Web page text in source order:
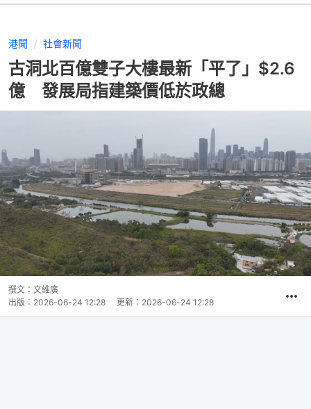
港聞 社會新聞
古洞北百億雙子大樓最新「平了」$2.6
億 發展局指建築價低於政總
撰文： 文維廣
出版： 2026-06-24 12:28 更新： 2026-06-24 12:28